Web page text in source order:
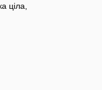
ціла,